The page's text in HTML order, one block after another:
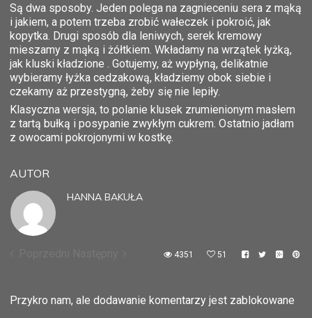
Są dwa sposoby. Jeden polega na zagnieceniu sera z mąką
i jakiem, a potem trzeba zrobić wałeczek i pokroić, jak
kopytka. Drugi sposób dla leniwych, serek kremowy
mieszamy z mąką i żółtkiem. Wkładamy na wrzątek łyżką,
jak kluski kładzione . Gotujemy, aż wypłyną, delikatnie
wybieramy łyżka cedzakową, kładziemy obok siebie i
czekamy aż przestygną, żeby się nie lepiły.
Klasyczna wersja, to polanie klusek zrumienionym masłem
z tartą bułką i posypanie zwykłym cukrem. Ostatnio jadłam
z owocami pokrojonymi w kostkę.
AUTOR
HANNA BAKUŁA
4351 51
Przykro nam, ale dodawanie komentarzy jest zablokowane